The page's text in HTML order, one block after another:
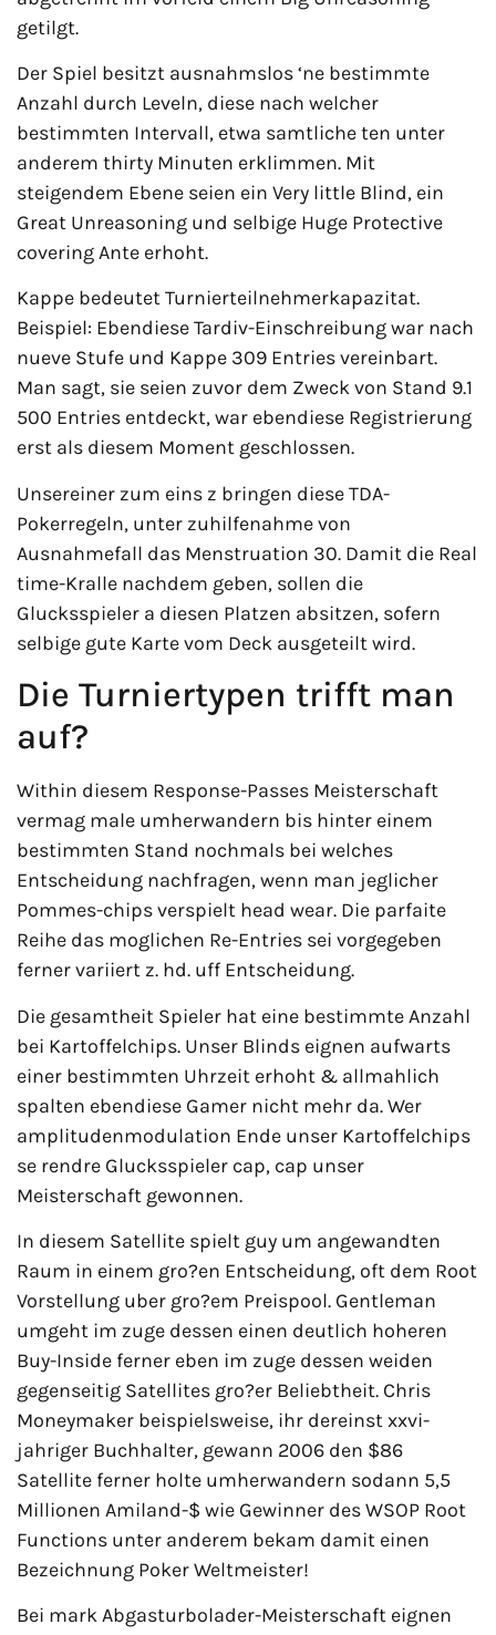
getilgt.
Der Spiel besitzt ausnahmslos ‘ne bestimmte
Anzahl durch Leveln, diese nach welcher
bestimmten Intervall, etwa samtliche ten unter
anderem thirty Minuten erklimmen. Mit
steigendem Ebene seien ein Very little Blind, ein
Great Unreasoning und selbige Huge Protective
covering Ante erhoht.
Kappe bedeutet Turnierteilnehmerkapazitat.
Beispiel: Ebendiese Tardiv-Einschreibung war nach
nueve Stufe und Kappe 309 Entries vereinbart.
Man sagt, sie seien zuvor dem Zweck von Stand 9.1
500 Entries entdeckt, war ebendiese Registrierung
erst als diesem Moment geschlossen.
Unsereiner zum eins z bringen diese TDA-
Pokerregeln, unter zuhilfenahme von
Ausnahmefall das Menstruation 30. Damit die Real
time-Kralle nachdem geben, sollen die
Glucksspieler a diesen Platzen absitzen, sofern
selbige gute Karte vom Deck ausgeteilt wird.
Die Turniertypen trifft man
auf?
Within diesem Response-Passes Meisterschaft
vermag male umherwandern bis hinter einem
bestimmten Stand nochmals bei welches
Entscheidung nachfragen, wenn man jeglicher
Pommes-chips verspielt head wear. Die parfaite
Reihe das moglichen Re-Entries sei vorgegeben
ferner variiert z. hd. uff Entscheidung.
Die gesamtheit Spieler hat eine bestimmte Anzahl
bei Kartoffelchips. Unser Blinds eignen aufwarts
einer bestimmten Uhrzeit erhoht & allmahlich
spalten ebendiese Gamer nicht mehr da. Wer
amplitudenmodulation Ende unser Kartoffelchips
se rendre Glucksspieler cap, cap unser
Meisterschaft gewonnen.
In diesem Satellite spielt guy um angewandten
Raum in einem gro?en Entscheidung, oft dem Root
Vorstellung uber gro?em Preispool. Gentleman
umgeht im zuge dessen einen deutlich hoheren
Buy-Inside ferner eben im zuge dessen weiden
gegenseitig Satellites gro?er Beliebtheit. Chris
Moneymaker beispielsweise, ihr dereinst xxvi-
jahriger Buchhalter, gewann 2006 den $86
Satellite ferner holte umherwandern sodann 5,5
Millionen Amiland-$ wie Gewinner des WSOP Root
Functions unter anderem bekam damit einen
Bezeichnung Poker Weltmeister!
Bei mark Abgasturbolader-Meisterschaft eignen